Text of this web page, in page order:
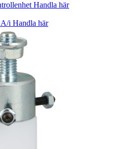
Handla här
i Handla här